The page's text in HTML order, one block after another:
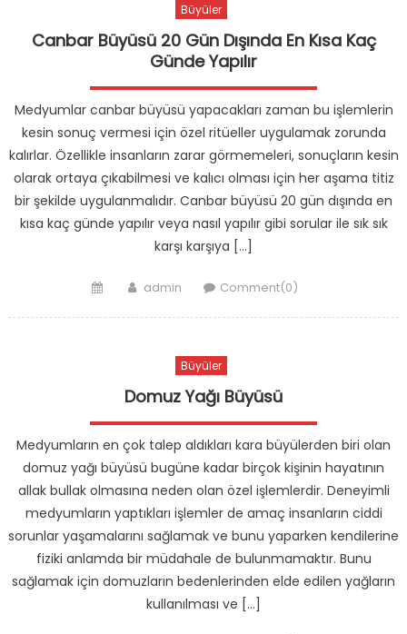
Büyüler
Canbar Büyüsü 20 Gün Dışında En Kısa Kaç
Günde Yapılır
Medyumlar canbar büyüsü yapacakları zaman bu işlemlerin
kesin sonuç vermesi için özel ritüeller uygulamak zorunda
kalırlar. Özellikle insanların zarar görmemeleri, sonuçların kesin
olarak ortaya çıkabilmesi ve kalıcı olması için her aşama titiz
bir şekilde uygulanmalıdır. Canbar büyüsü 20 gün dışında en
kısa kaç günde yapılır veya nasıl yapılır gibi sorular ile sık sık
karşı karşıya […]
PostedAuthor
admin Comment(0)
Büyüler
Domuz Yağı Büyüsü
Medyumların en çok talep aldıkları kara büyülerden biri olan
domuz yağı büyüsü bugüne kadar birçok kişinin hayatının
allak bullak olmasına neden olan özel işlemlerdir. Deneyimli
medyumların yaptıkları işlemler de amaç insanların ciddi
sorunlar yaşamalarını sağlamak ve bunu yaparken kendilerine
fiziki anlamda bir müdahale de bulunmamaktır. Bunu
sağlamak için domuzların bedenlerinden elde edilen yağların
kullanılması ve […]